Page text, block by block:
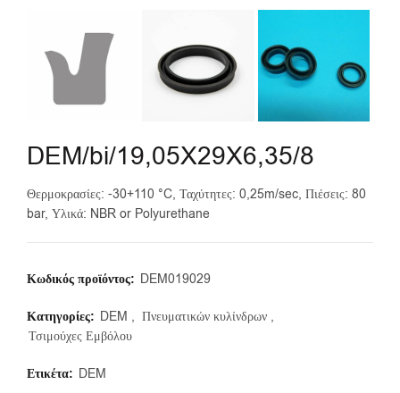
DEM/bi/19,05X29X6,35/8
Θερμοκρασίες: -30+110 °C, Ταχύτητες: 0,25m/sec, Πιέσεις: 80
bar, Υλικά: NBR or Polyurethane
Κωδικός προϊόντος: DEM019029
Κατηγορίες: DEM , Πνευματικών κυλίνδρων ,
Τσιμούχες Εμβόλου
Ετικέτα: DEM